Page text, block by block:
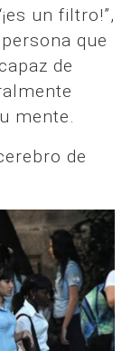
un filtro!”,
que
de
mente.
de